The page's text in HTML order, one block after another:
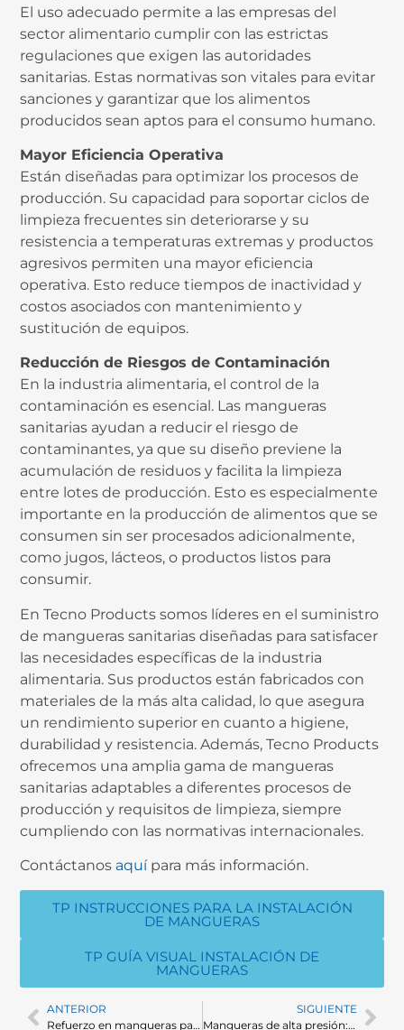
El uso adecuado permite a las empresas del
sector alimentario cumplir con las estrictas
regulaciones que exigen las autoridades
sanitarias. Estas normativas son vitales para evitar
sanciones y garantizar que los alimentos
producidos sean aptos para el consumo humano.
Mayor Eficiencia Operativa
Están diseñadas para optimizar los procesos de
producción. Su capacidad para soportar ciclos de
limpieza frecuentes sin deteriorarse y su
resistencia a temperaturas extremas y productos
agresivos permiten una mayor eficiencia
operativa. Esto reduce tiempos de inactividad y
costos asociados con mantenimiento y
sustitución de equipos.
Reducción de Riesgos de Contaminación
En la industria alimentaria, el control de la
contaminación es esencial. Las mangueras
sanitarias ayudan a reducir el riesgo de
contaminantes, ya que su diseño previene la
acumulación de residuos y facilita la limpieza
entre lotes de producción. Esto es especialmente
importante en la producción de alimentos que se
consumen sin ser procesados adicionalmente,
como jugos, lácteos, o productos listos para
consumir.
En Tecno Products somos líderes en el suministro
de mangueras sanitarias diseñadas para satisfacer
las necesidades específicas de la industria
alimentaria. Sus productos están fabricados con
materiales de la más alta calidad, lo que asegura
un rendimiento superior en cuanto a higiene,
durabilidad y resistencia. Además, Tecno Products
ofrecemos una amplia gama de mangueras
sanitarias adaptables a diferentes procesos de
producción y requisitos de limpieza, siempre
cumpliendo con las normativas internacionales.
Contáctanos aquípara más información.
TP INSTRUCCIONES PARA LA INSTALACIÓN
DE MANGUERAS
TP GUÍA VISUAL INSTALACIÓN DE
MANGUERAS
ANTERIOR
Refuerzo en mangueras para la industria farmacéutica
SIGUIENTE
Mangueras de alta presión: Soluciones eficientes para industrias exigentes